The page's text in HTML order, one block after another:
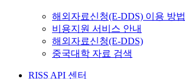
해외자료신청(E-DDS) 이용 방법
비용지원 서비스 안내
해외자료신청(E-DDS)
중국대학 자료 검색
RISS API 센터